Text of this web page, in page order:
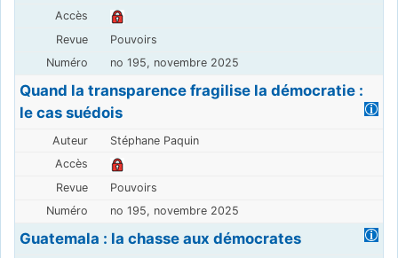
Pouvoirs
no 195, novembre 2025
Quand la transparence fragilise la démocratie :
le cas suédois
Stéphane Paquin
Pouvoirs
no 195, novembre 2025
Guatemala : la chasse aux démocrates